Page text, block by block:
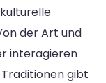
der Art und
interagieren
gibt